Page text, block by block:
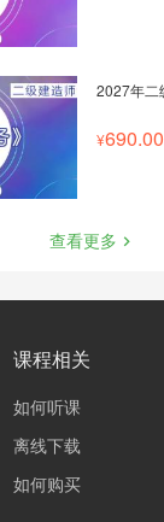
2027年二
690.00
查看更多
课程相关
如何听课
离线下载
如何购买